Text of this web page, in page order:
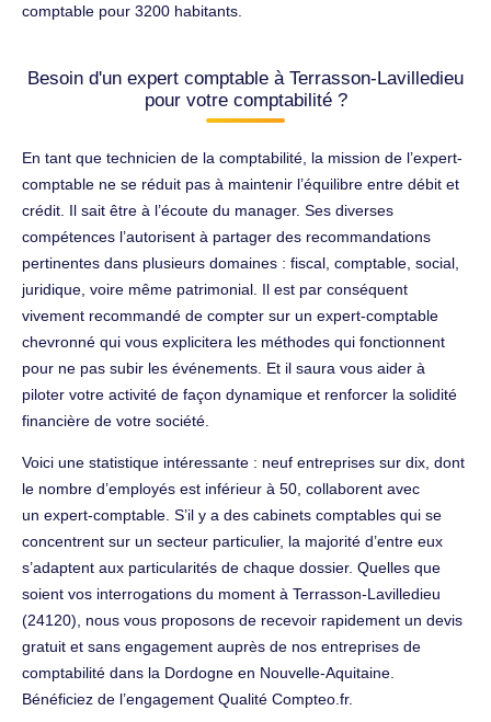
comptable pour 3200 habitants.
Besoin d'un expert comptable à Terrasson-Lavilledieu
pour votre comptabilité ?
En tant que technicien de la comptabilité, la mission de l’expert-
comptable ne se réduit pas à maintenir l’équilibre entre débit et
crédit. Il sait être à l’écoute du manager. Ses diverses
compétences l’autorisent à partager des recommandations
pertinentes dans plusieurs domaines : fiscal, comptable, social,
juridique, voire même patrimonial. Il est par conséquent
vivement recommandé de compter sur un expert-comptable
chevronné qui vous explicitera les méthodes qui fonctionnent
pour ne pas subir les événements. Et il saura vous aider à
piloter votre activité de façon dynamique et renforcer la solidité
financière de votre société.
Voici une statistique intéressante : neuf entreprises sur dix, dont
le nombre d’employés est inférieur à 50, collaborent avec
un expert-comptable. S’il y a des cabinets comptables qui se
concentrent sur un secteur particulier, la majorité d’entre eux
s’adaptent aux particularités de chaque dossier. Quelles que
soient vos interrogations du moment à Terrasson-Lavilledieu
(24120), nous vous proposons de recevoir rapidement un devis
gratuit et sans engagement auprès de nos entreprises de
comptabilité dans la Dordogne en Nouvelle-Aquitaine.
Bénéficiez de l’engagement Qualité Compteo.fr.